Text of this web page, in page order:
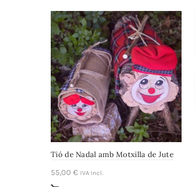
Tió de Nadal amb Motxilla de Jute
55,00 € IVA Incl.